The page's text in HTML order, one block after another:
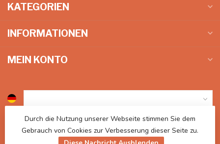
KATEGORIEN
INFORMATIONEN
MEIN KONTO
Durch die Nutzung unserer Webseite stimmen Sie dem
Gebrauch von Cookies zur Verbesserung dieser Seite zu.